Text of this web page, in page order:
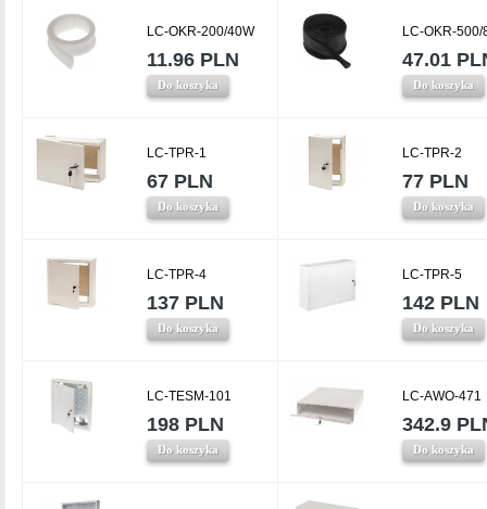
LC-OKR-200/40W
11.96 PLN
Do koszyka
LC-OKR-500/
47.01
Do koszyka
LC-TPR-1
67 PLN
Do koszyka
LC-TPR-2
77 PLN
Do koszyka
LC-TPR-4
137 PLN
Do koszyka
LC-TPR-5
142 PLN
Do koszyka
LC-TESM-101
198 PLN
Do koszyka
LC-AWO-471
342.9
Do koszyka